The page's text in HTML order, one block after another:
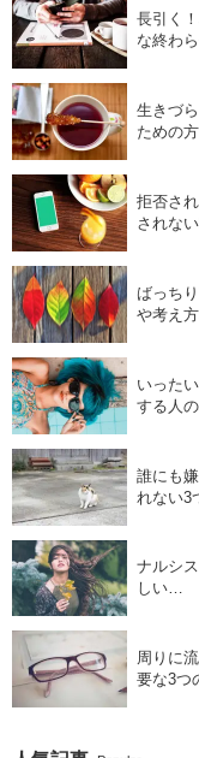
長引く
な終わ
生きづ
ための
拒否さ
されな
ばっち
や考え
いった
する人
誰にも
れない3
ナルシ
しい…
周りに
要な3つ